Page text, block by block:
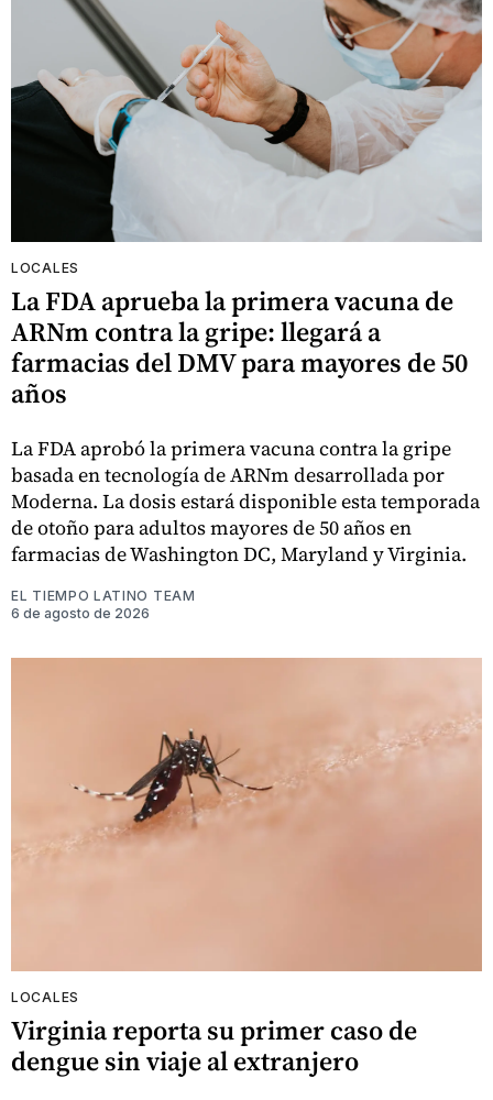
LOCALES
La FDA aprueba la primera vacuna de
ARNm contra la gripe: llegará a
farmacias del DMV para mayores de 50
años
La FDA aprobó la primera vacuna contra la gripe
basada en tecnología de ARNm desarrollada por
Moderna. La dosis estará disponible esta temporada
de otoño para adultos mayores de 50 años en
farmacias de Washington DC, Maryland y Virginia.
EL TIEMPO LATINO TEAM
6 de agosto de 2026
LOCALES
Virginia reporta su primer caso de
dengue sin viaje al extranjero